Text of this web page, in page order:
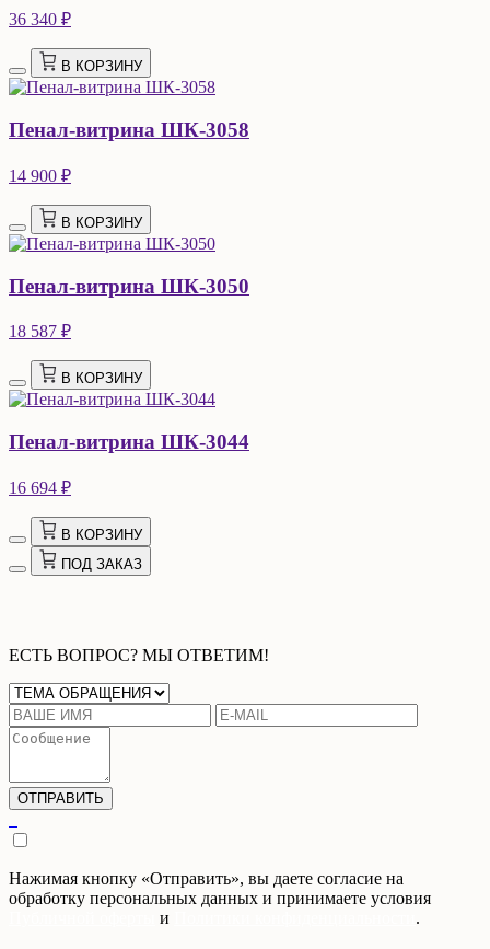
36 340 ₽
В КОРЗИНУ
Пенал-витрина ШК-3058
14 900 ₽
В КОРЗИНУ
Пенал-витрина ШК-3050
18 587 ₽
В КОРЗИНУ
Пенал-витрина ШК-3044
16 694 ₽
В КОРЗИНУ
ПОД ЗАКАЗ
ЕСТЬ ВОПРОС? МЫ ОТВЕТИМ!
Нажимая кнопку «Отправить», вы даете согласие на
обработку персональных данных и принимаете условия
и .